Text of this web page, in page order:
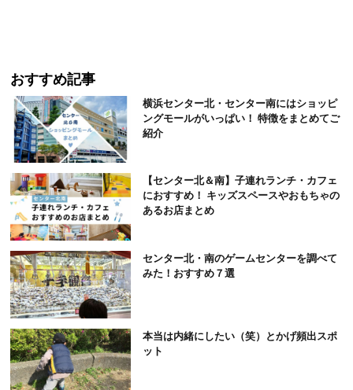
おすすめ記事
横浜センター北・センター南にはショッピ
ングモールがいっぱい！ 特徴をまとめてご
紹介
【センター北＆南】子連れランチ・カフェ
におすすめ！ キッズスペースやおもちゃの
あるお店まとめ
センター北・南のゲームセンターを調べて
みた！おすすめ７選
本当は内緒にしたい（笑）とかげ頻出スポ
ット